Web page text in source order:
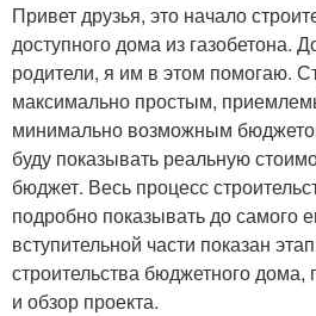
Привет друзья, это начало
доступного дома из газобетона.
родители, я им в этом помогаю.
максимально простым,
минимально возможным
буду показывать реальную
бюджет. Весь процесс
подробно показывать до самого
вступительной части показан
строительства бюджетного дома,
и обзор проекта.